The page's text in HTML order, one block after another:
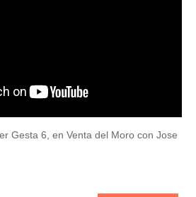
Gesta 6, en Venta del Moro con Jose